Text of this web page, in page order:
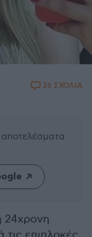
26 ΣΧΟΛΙΑ
24χρονη